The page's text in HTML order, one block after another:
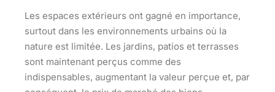
Les espaces extérieurs ont gagné en importance,
surtout dans les environnements urbains où la
nature est limitée. Les jardins, patios et terrasses
sont maintenant perçus comme des
indispensables, augmentant la valeur perçue et, par